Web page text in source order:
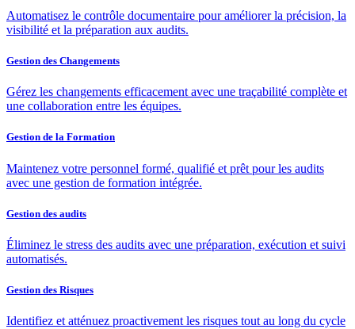
Automatisez le contrôle documentaire pour améliorer la précision, la
visibilité et la préparation aux audits.
Gestion des Changements
Gérez les changements efficacement avec une traçabilité complète et
une collaboration entre les équipes.
Gestion de la Formation
Maintenez votre personnel formé, qualifié et prêt pour les audits
avec une gestion de formation intégrée.
Gestion des audits
Éliminez le stress des audits avec une préparation, exécution et suivi
automatisés.
Gestion des Risques
Identifiez et atténuez proactivement les risques tout au long du cycle